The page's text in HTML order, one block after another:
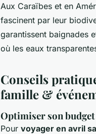
Aux Caraïbes et en
fascinent par leur
garantissent baignades
où les eaux
Conseils
famille &
Optimiser son
Pour voyager en avril